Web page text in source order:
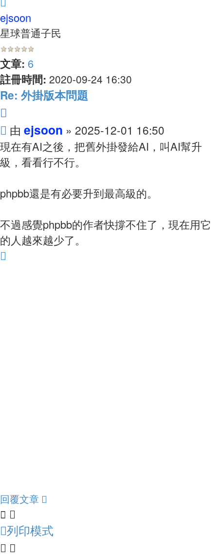
頂
端
ejsoon
星球普通子民
文章: 6
註冊時間: 2020-09-24 16:30
Re: 外掛版本問題
言
文
章
由 ejsoon » 2025-12-01 16:50
現在有AI之後，把舊外掛發給AI，叫AI幫升
級，看看行不行。
phpbb還是有必要升到最高級的。
不過感覺phpbb的作者快撐不住了，現在用它
的人越來越少了。
回覆文章
列印模式